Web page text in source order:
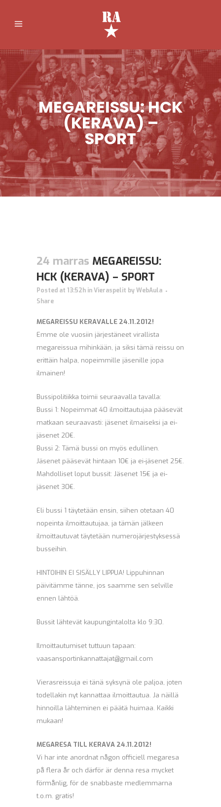
MEGAREISSU: HCK
(KERAVA) –
SPORT
24 marras MEGAREISSU:
HCK (KERAVA) – SPORT
Posted at 13:52h inVieraspelit byWebAula
Share
MEGAREISSU KERAVALLE 24.11.2012!
Emme ole vuosiin järjestäneet virallista
megareissua mihinkään, ja siksi tämä reissu on
erittäin halpa, nopeimmille jäsenille jopa
ilmainen!
Bussipolitiikka toimii seuraavalla tavalla:
Bussi 1: Nopeimmat 40 ilmoittautujaa pääsevät
matkaan seuraavasti: jäsenet ilmaiseksi ja ei-
jäsenet 20€.
Bussi 2: Tämä bussi on myös edullinen.
Jäsenet pääsevät hintaan 10€ ja ei-jäsenet 25€.
Mahdolliset loput bussit: Jäsenet 15€ ja ei-
jäsenet 30€.
Eli bussi 1 täytetään ensin, siihen otetaan 40
nopeinta ilmoittautujaa, ja tämän jälkeen
ilmoittautuvat täytetään numerojärjestyksessä
busseihin.
HINTOIHIN EI SISÄLLY LIPPUA! Lippuhinnan
päivitämme tänne, jos saamme sen selville
ennen lähtöä.
Bussit lähtevät kaupungintalolta klo 9:30.
Ilmoittautumiset tuttuun tapaan:
vaasansportinkannattajat@gmail.com
Vierasreissuja ei tänä syksynä ole paljoa, joten
todellakin nyt kannattaa ilmoittautua. Ja näillä
hinnoilla lähteminen ei päätä huimaa. Kaikki
mukaan!
MEGARESA TILL KERAVA 24.11.2012!
Vi har inte anordnat någon officiell megaresa
på flera år och därför är denna resa mycket
förmånlig, för de snabbaste medlemmarna
t.o.m. gratis!